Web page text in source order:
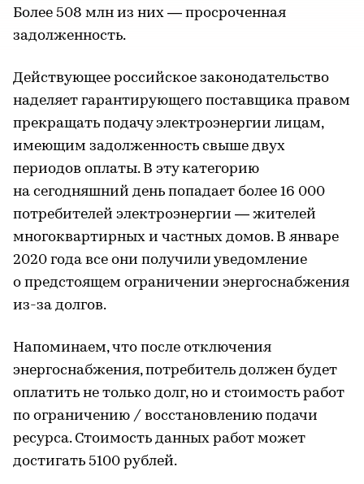
Более 508 млн из них — просроченная
задолженность.
Действующее российское законодательство
наделяет гарантирующего поставщика правом
прекращать подачу электроэнергии лицам,
имеющим задолженность свыше двух
периодов оплаты. В эту категорию
на сегодняшний день попадает более 16 000
потребителей электроэнергии — жителей
многоквартирных и частных домов. В январе
2020 года все они получили уведомление
о предстоящем ограничении энергоснабжения
из-за долгов.
Напоминаем, что после отключения
энергоснабжения, потребитель должен будет
оплатить не только долг, но и стоимость работ
по ограничению / восстановлению подачи
ресурса. Стоимость данных работ может
достигать 5100 рублей.